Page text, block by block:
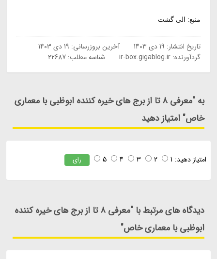
منبع: الی گشت
تاریخ انتشار: 19 دی 1403 آخرین بروزرسانی: 19 دی 1403
گردآورنده:ir-box.gigablog.ir شناسه مطلب: 22687
به "معرفی 8 تا از برج های خیره کننده ابوظبی با معماری
خاص" امتیاز دهید
امتیاز دهید: 1
2
3
4
5 رای
دیدگاه های مرتبط با "معرفی 8 تا از برج های خیره کننده
ابوظبی با معماری خاص"